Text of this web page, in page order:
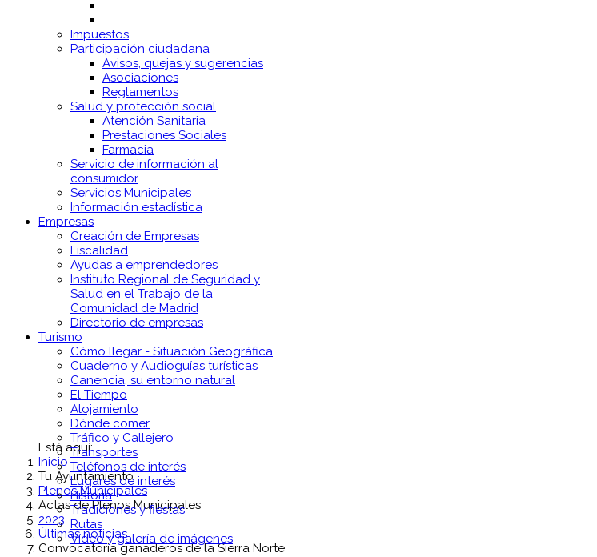
Impuestos
Participación ciudadana
Avisos, quejas y sugerencias
Asociaciones
Reglamentos
Salud y protección social
Atención Sanitaria
Prestaciones Sociales
Farmacia
Servicio de información al
consumidor
Servicios Municipales
Información estadística
Empresas
Creación de Empresas
Fiscalidad
Ayudas a emprendedores
Instituto Regional de Seguridad y
Salud en el Trabajo de la
Comunidad de Madrid
Directorio de empresas
Turismo
Cómo llegar - Situación Geográfica
Cuaderno y Audioguías turísticas
Canencia, su entorno natural
El Tiempo
Alojamiento
Dónde comer
Tráfico y Callejero
Transportes
Teléfonos de interés
Lugares de interés
Historia
Tradiciones y fiestas
Rutas
Vídeo y galería de imágenes
Está aquí:
Inicio
Tu Ayuntamiento
Plenos Municipales
Actas de Plenos Municipales
2023
Últimas noticias
Convocatoria ganaderos de la Sierra Norte